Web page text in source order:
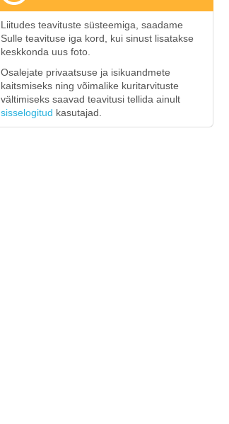
Liitudes teavituste süsteemiga, saadame
Sulle teavituse iga kord, kui sinust lisatakse
keskkonda uus foto.
Osalejate privaatsuse ja isikuandmete
kaitsmiseks ning võimalike kuritarvituste
vältimiseks saavad teavitusi tellida ainult
sisselogitud kasutajad.